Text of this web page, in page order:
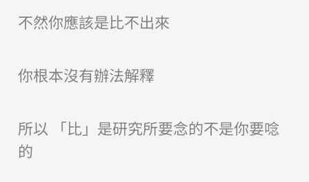
不然你應該是比不出來
你根本沒有辦法解釋
所以 「比」是研究所要念的不是你要唸
的